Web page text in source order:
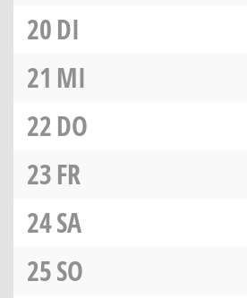
20DI
21 MI
22DO
23FR
24SA
25SO